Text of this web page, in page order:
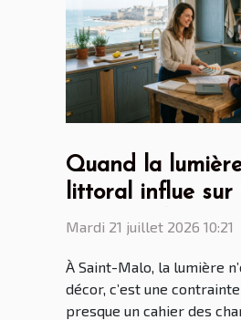
Quand la
littoral influe sur
création des
Mardi 21 juillet 2026 10:21
À Saint-Malo, la lumière
décor, c’est une
presque un cahier des